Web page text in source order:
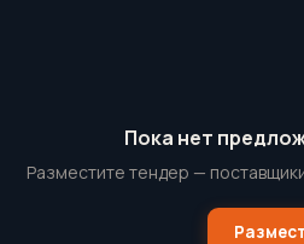
Пока нет
Разместите тендер —